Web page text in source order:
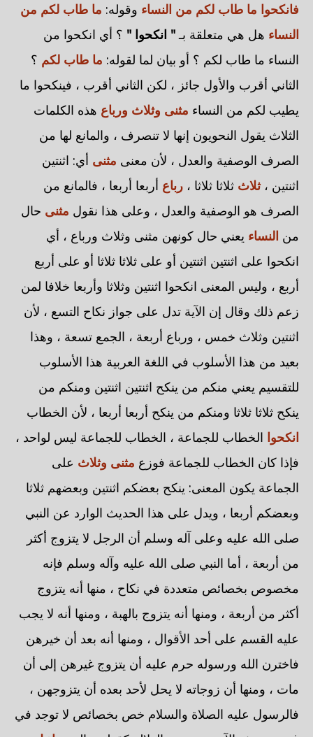
فانكحوا ما طاب لكم من النساء وقوله: ما طاب لكم من
النساء هل هي متعلقة بـ" انكحوا " ؟ أي انكحوا من
النساء ما طاب لكم ؟ أو بيان لما لقوله: ما طاب لكم ؟
الثاني أقرب والأول جائز ، لكن الثاني أقرب ، فينكحوا ما
يطيب لكم من النساء مثنى وثلاث ورباع هذه الكلمات
الثلاث يقول النحويون إنها لا تنصرف ، والمانع لها من
الصرف الوصفية والعدل ، لأن معنى مثنى أي: اثنتين
اثنتين ،ثلاث ثلاثا ثلاثا ، رباع أربعا أربعا ، فالمانع من
الصرف هو الوصفية والعدل ، وعلى هذا نقول مثنى حال
من النساء يعني حال كونهن مثنى وثلاث ورباع ، أي
انكحوا على اثنتين اثنتين أو على ثلاثا ثلاثا أو على أربع
أربع ، وليس المعنى انكحوا اثنتين وثلاثا وأربعا خلافا لمن
زعم ذلك وقال إن الآية تدل على جواز نكاح التسع ، لأن
اثنتين وثلاث خمس ، ورباع أربعة ، الجمع تسعة ، وهذا
بعيد من هذا الأسلوب في اللغة العربية هذا الأسلوب
للتقسيم يعني منكم من ينكح اثنتين اثنتين ومنكم من
ينكح ثلاثا ثلاثا ومنكم من ينكح أربعا أربعا ، لأن الخطاب
انكحوا الخطاب للجماعة ، الخطاب للجماعة ليس لواحد ،
فإذا كان الخطاب للجماعة فوزع مثنى وثلاث على
الجماعة يكون المعنى: ينكح بعضكم اثنتين وبعضهم ثلاثا
وبعضكم أربعا ، ويدل على هذا الحديث الوارد عن النبي
صلى الله عليه وعلى آله وسلم أن الرجل لا يتزوج أكثر
من أربعة ، أما النبي صلى الله عليه وآله وسلم فإنه
مخصوص بخصائص متعددة في نكاح ، منها أنه يتزوج
أكثر من أربعة ، ومنها أنه يتزوج بالهبة ، ومنها أنه لا يجب
عليه القسم على أحد الأقوال ، ومنها أنه بعد أن خيرهن
فاخترن الله ورسوله حرم عليه أن يتزوج غيرهن إلى أن
مات ، ومنها أن زوجاته لا يحل لأحد بعده أن يتزوجهن ،
فالرسول عليه الصلاة والسلام خص بخصائص لا توجد في